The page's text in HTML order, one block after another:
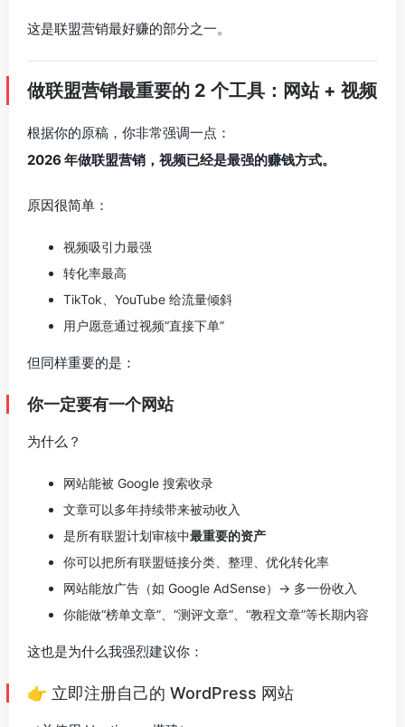
这是联盟营销最好赚的部分之一。
做联盟营销最重要的 2 个工具：网站 + 视频
根据你的原稿，你非常强调一点：
2026 年做联盟营销，视频已经是最强的赚钱方式。
原因很简单：
视频吸引力最强
转化率最高
TikTok、YouTube 给流量倾斜
用户愿意通过视频“直接下单”
但同样重要的是：
你一定要有一个网站
为什么？
网站能被 Google 搜索收录
文章可以多年持续带来被动收入
是所有联盟计划审核中最重要的资产
你可以把所有联盟链接分类、整理、优化转化率
网站能放广告（如 Google AdSense）→ 多一份收入
你能做“榜单文章”、“测评文章”、“教程文章”等长期内容
这也是为什么我强烈建议你：
👉 立即注册自己的 WordPress 网站